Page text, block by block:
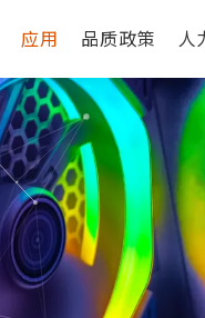
应用 品质政策 人